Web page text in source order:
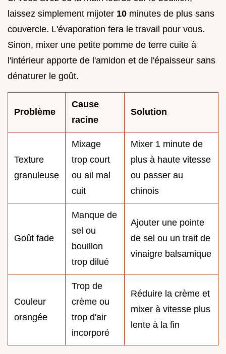
laissez simplement mijoter 10 minutes de plus sans
couvercle. L'évaporation fera le travail pour vous.
Sinon, mixer une petite pomme de terre cuite à
l'intérieur apporte de l'amidon et de l'épaisseur sans
dénaturer le goût.
Problème
Cause
racine
Solution
Texture
granuleuse
Mixage
trop court
ou ail mal
cuit
Mixer 1 minute de
plus à haute vitesse
ou passer au
chinois
Goût fade
Manque de
sel ou
bouillon
trop dilué
Ajouter une pointe
de sel ou un trait de
vinaigre balsamique
Couleur
orangée
Trop de
crème ou
trop d'air
incorporé
Réduire la crème et
mixer à vitesse plus
lente à la fin